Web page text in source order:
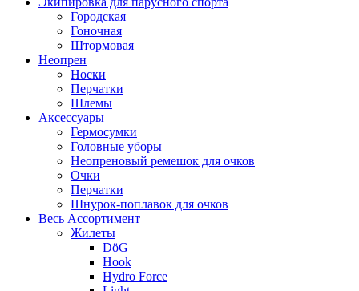
Городская
Гоночная
Штормовая
Неопрен
Носки
Перчатки
Шлемы
Аксессуары
Гермосумки
Головные уборы
Неопреновый ремешок для очков
Очки
Перчатки
Шнурок-поплавок для очков
Весь Ассортимент
Жилеты
DöG
Hook
Hydro Force